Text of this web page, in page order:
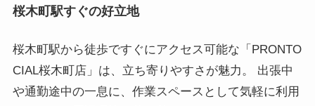
桜木町駅すぐの好立地
桜木町駅から徒歩ですぐにアクセス可能な「PRONTO
CIAL桜木町店」は、立ち寄りやすさが魅力。 出張中
や通勤途中の一息に、作業スペースとして気軽に利用